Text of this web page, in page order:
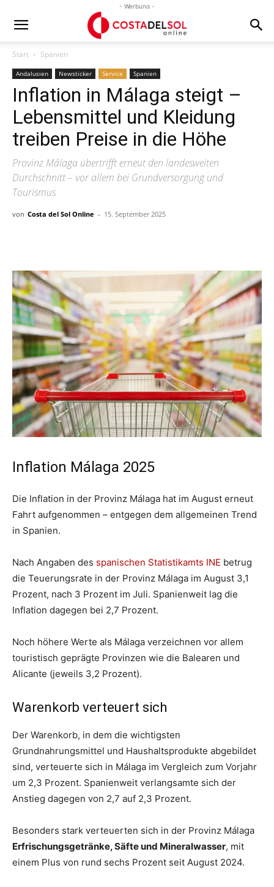
- Werbung -
Start Spanien
Andalusien Newsticker Service Spanien
Inflation in Málaga steigt –
Lebensmittel und Kleidung
treiben Preise in die Höhe
Provinz Málaga übertrifft erneut den landesweiten
Durchschnitt – vor allem bei Grundversorgung und
Tourismus
von Costa del Sol Online - 15. September 2025
Inflation Málaga 2025
Die Inflation in der Provinz Málaga hat im August erneut
Fahrt aufgenommen – entgegen dem allgemeinen Trend
in Spanien.
Nach Angaben des spanischen Statistikamts INE betrug
die Teuerungsrate in der Provinz Málaga im August 3,1
Prozent, nach 3 Prozent im Juli. Spanienweit lag die
Inflation dagegen bei 2,7 Prozent.
Noch höhere Werte als Málaga verzeichnen vor allem
touristisch geprägte Provinzen wie die Balearen und
Alicante (jeweils 3,2 Prozent).
Warenkorb verteuert sich
Der Warenkorb, in dem die wichtigsten
Grundnahrungsmittel und Haushaltsprodukte abgebildet
sind, verteuerte sich in Málaga im Vergleich zum Vorjahr
um 2,3 Prozent. Spanienweit verlangsamte sich der
Anstieg dagegen von 2,7 auf 2,3 Prozent.
Besonders stark verteuerten sich in der Provinz Málaga
Erfrischungsgetränke, Säfte und Mineralwasser, mit
einem Plus von rund sechs Prozent seit August 2024.